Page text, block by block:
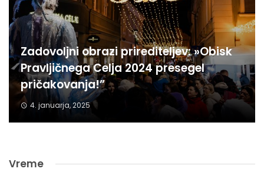
Zadovoljni obrazi prirediteljev: »Obisk
Pravljičnega Celja 2024 presegel
pričakovanja!”
4. januarja, 2025
Vreme